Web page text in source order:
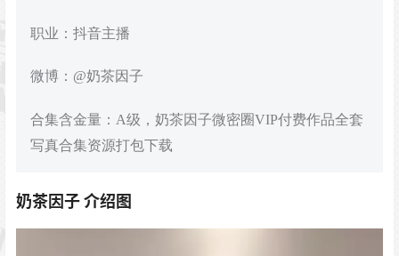
职业：抖音主播
微博：@奶茶因子
合集含金量：A级，奶茶因子微密圈VIP付费作品全套
写真合集资源打包下载
奶茶因子 介绍图